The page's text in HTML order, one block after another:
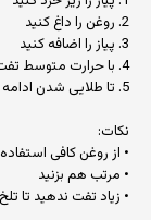
2. روغن را داغ کنید
3. پیاز را اضافه کنید
4. با حرارت متوسط تفت دهید
5. تا طلایی شدن ادامه دهید
نکات:
• از روغن کافی
• مرتب هم بزنید
• زیاد تفت ندهید تا